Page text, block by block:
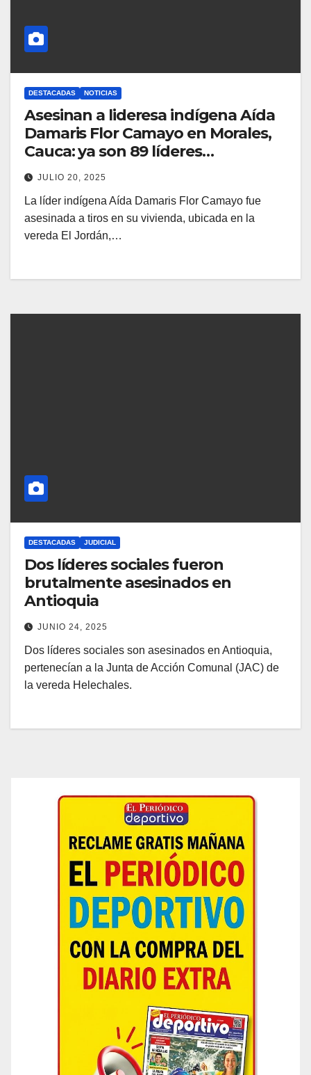
DESTACADAS NOTICIAS
Asesinan a lideresa indígena Aída
Damaris Flor Camayo en Morales,
Cauca: ya son 89 líderes
asesinados en Colombia en 2025
JULIO 20, 2025
La líder indígena Aída Damaris Flor Camayo fue
asesinada a tiros en su vivienda, ubicada en la
vereda El Jordán,…
DESTACADAS JUDICIAL
Dos líderes sociales fueron
brutalmente asesinados en
Antioquia
JUNIO 24, 2025
Dos líderes sociales son asesinados en Antioquia,
pertenecían a la Junta de Acción Comunal (JAC) de
la vereda Helechales.